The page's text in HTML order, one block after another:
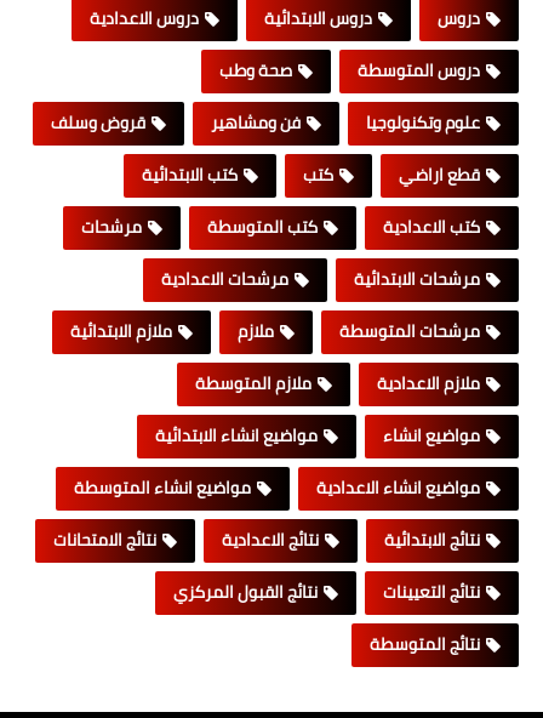
دروس
دروس الابتدائية
دروس الاعدادية
دروس المتوسطة
صحة وطب
علوم وتكنولوجيا
فن ومشاهير
قروض وسلف
قطع اراضي
كتب
كتب الابتدائية
كتب الاعدادية
كتب المتوسطة
مرشحات
مرشحات الابتدائية
مرشحات الاعدادية
مرشحات المتوسطة
ملازم
ملازم الابتدائية
ملازم الاعدادية
ملازم المتوسطة
مواضيع انشاء
مواضيع انشاء الابتدائية
مواضيع انشاء الاعدادية
مواضيع انشاء المتوسطة
نتائج الابتدائية
نتائج الاعدادية
نتائج الامتحانات
نتائج التعيينات
نتائج القبول المركزي
نتائج المتوسطة